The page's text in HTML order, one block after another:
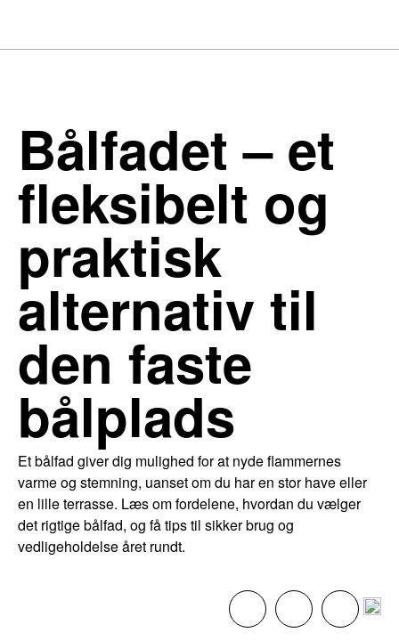
Bålfadet – et
fleksibelt og
praktisk
alternativ til
den faste
bålplads
Et bålfad giver dig mulighed for at nyde flammernes
varme og stemning, uanset om du har en stor have eller
en lille terrasse. Læs om fordelene, hvordan du vælger
det rigtige bålfad, og få tips til sikker brug og
vedligeholdelse året rundt.